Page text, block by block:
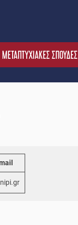
ΜΕΤΑΠΤΥΧΙΑΚΕΣ ΣΠΟΥΔΕΣ